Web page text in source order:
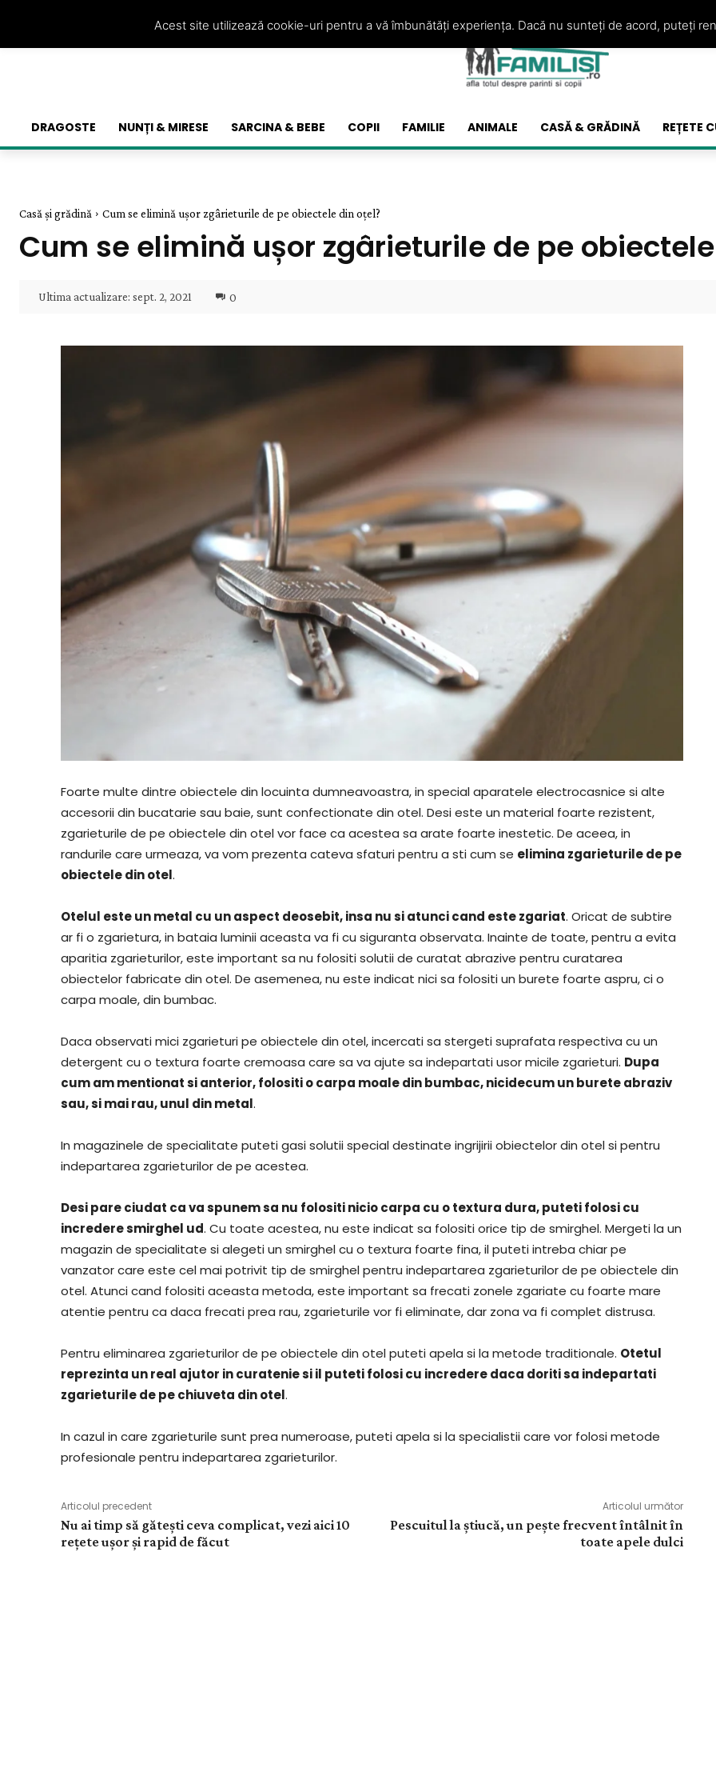
DRAGOSTE NUNȚI & MIRESE SARCINA & BEBE COPII FAMILIE ANIMALE CASĂ & GRĂDINĂ REȚETE
Casă și grădină Cum se elimină ușor zgârieturile de pe obiectele din oțel?
Cum se elimină ușor zgârieturile de pe
Ultima actualizare: sept. 2, 2021 0
Foarte multe dintre obiectele din locuinta dumneavoastra, in special aparatele electrocasnice si alte
accesorii din bucatarie sau baie, sunt confectionate din otel. Desi este un material foarte rezistent,
zgarieturile de pe obiectele din otel vor face ca acestea sa arate foarte inestetic. De aceea, in
randurile care urmeaza, va vom prezenta cateva sfaturi pentru a sti cum se elimina zgarieturile de pe
obiectele din otel.
Otelul este un metal cu un aspect deosebit, insa nu si atunci cand este zgariat. Oricat de subtire
ar fi o zgarietura, in bataia luminii aceasta va fi cu siguranta observata. Inainte de toate, pentru a evita
aparitia zgarieturilor, este important sa nu folositi solutii de curatat abrazive pentru curatarea
obiectelor fabricate din otel. De asemenea, nu este indicat nici sa folositi un burete foarte aspru, ci o
carpa moale, din bumbac.
Daca observati mici zgarieturi pe obiectele din otel, incercati sa stergeti suprafata respectiva cu un
detergent cu o textura foarte cremoasa care sa va ajute sa indepartati usor micile zgarieturi. Dupa
cum am mentionat si anterior, folositi o carpa moale din bumbac, nicidecum un burete abraziv
sau, si mai rau, unul din metal.
In magazinele de specialitate puteti gasi solutii special destinate ingrijirii obiectelor din otel si pentru
indepartarea zgarieturilor de pe acestea.
Desi pare ciudat ca va spunem sa nu folositi nicio carpa cu o textura dura, puteti folosi cu
incredere smirghel ud. Cu toate acestea, nu este indicat sa folositi orice tip de smirghel. Mergeti la un
magazin de specialitate si alegeti un smirghel cu o textura foarte fina, il puteti intreba chiar pe
vanzator care este cel mai potrivit tip de smirghel pentru indepartarea zgarieturilor de pe obiectele din
otel. Atunci cand folositi aceasta metoda, este important sa frecati zonele zgariate cu foarte mare
atentie pentru ca daca frecati prea rau, zgarieturile vor fi eliminate, dar zona va fi complet distrusa.
Pentru eliminarea zgarieturilor de pe obiectele din otel puteti apela si la metode traditionale. Otetul
reprezinta un real ajutor in curatenie si il puteti folosi cu incredere daca doriti sa indepartati
zgarieturile de pe chiuveta din otel.
In cazul in care zgarieturile sunt prea numeroase, puteti apela si la specialistii care vor folosi metode
profesionale pentru indepartarea zgarieturilor.
Articolul precedent
Nu ai timp să gătești ceva complicat, vezi aici 10
rețete ușor și rapid de făcut
Articolul următor
Pescuitul la știucă, un pește frecvent întâlnit în
toate apele dulci
Acest site utilizează cookie-uri pentru a vă îmbunătăți experiența. Dacă nu sunteți de acord, puteți